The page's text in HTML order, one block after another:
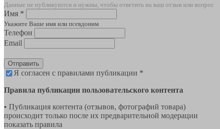
Данные не публикуются и нужны, чтобы ответить на ваш отзыв или вопрос
Имя *
Укажите Ваше имя или псевдоним
Телефон
Email
Отправить
Я согласен с правилами публикации *
Правила публикации пользовательского контента
• Публикация контента (отзывов, фотографий товара)
происходит только после их предварительной модерации
показать правила